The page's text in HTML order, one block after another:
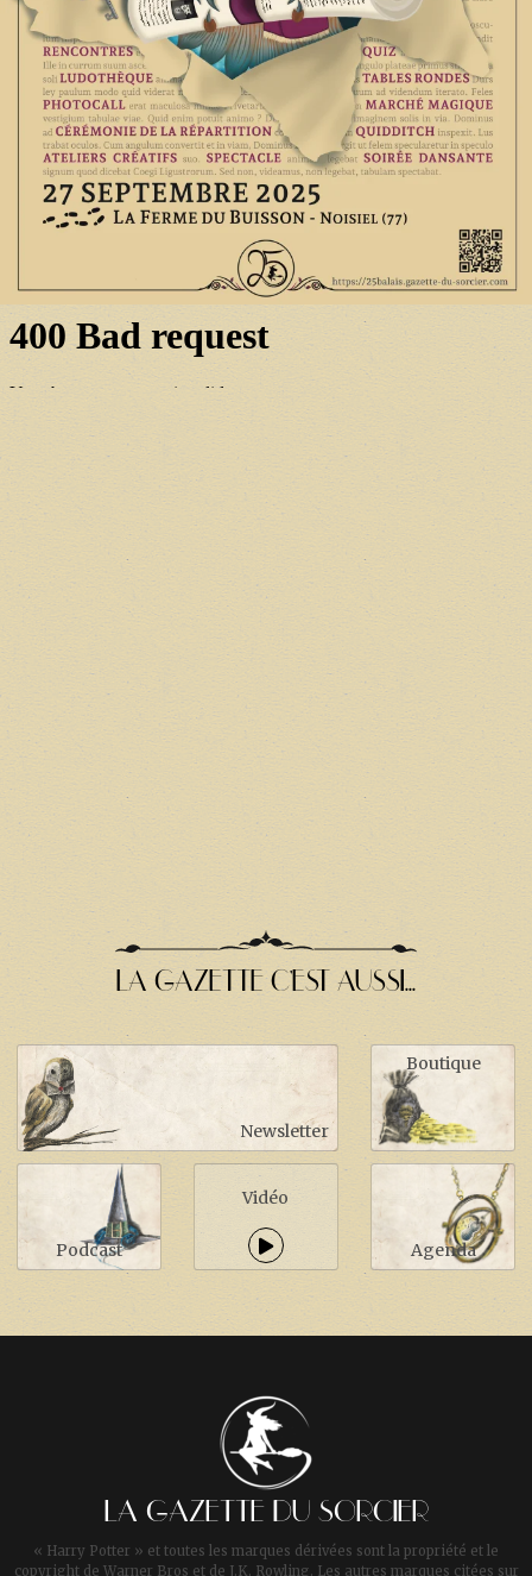
LA GAZETTE C'EST AUSSI...
Newsletter
Boutique
Podcast
Vidéo
Agenda
LA GAZETTE DU SORCIER
« Harry Potter » et toutes les marques dérivées sont la propriété et le
copyright de Warner Bros et de J.K. Rowling. Les autres marques citées sur